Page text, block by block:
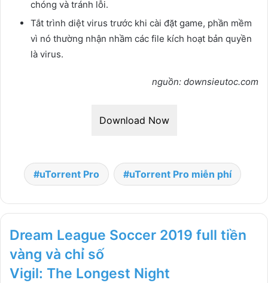
chóng và tránh lỗi.
Tắt trình diệt virus trước khi cài đặt game, phần mềm
vì nó thường nhận nhầm các file kích hoạt bản quyền
là virus.
nguồn: downsieutoc.com
Download Now
uTorrent Pro uTorrent Pro miễn phí
Dream League Soccer 2019 full tiền
vàng và chỉ số
Vigil: The Longest Night